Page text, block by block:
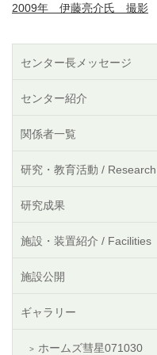
2009年 伊藤亮介氏 撮影
センター長メッセージ
センター紹介
関係者一覧
研究・教育活動 /
研究成果
施設・装置紹介 / Facilities
施設公開
ギャラリー
ホームズ彗星071030